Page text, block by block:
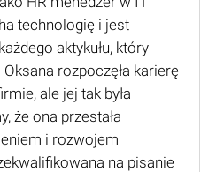
technologię i jest
aktykułu, który
rozpoczęła karierę
ale jej tak była
że ona przestała
i rozwojem
na pisanie